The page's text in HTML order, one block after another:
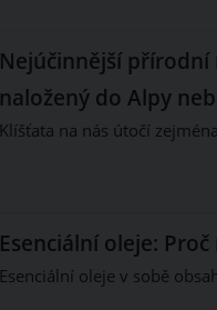
Nejúčinnější
naložený do Alpy
Klíšťata na nás útočí
Esenciální oleje:
Esenciální oleje v sobě